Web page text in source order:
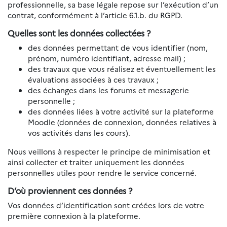
professionnelle, sa base légale repose sur l’exécution d’un
contrat, conformément à l’article 6.1.b. du RGPD.
Quelles sont les données collectées ?
des données permettant de vous identifier (nom,
prénom, numéro identifiant, adresse mail) ;
des travaux que vous réalisez et éventuellement les
évaluations associées à ces travaux ;
des échanges dans les forums et messagerie
personnelle ;
des données liées à votre activité sur la plateforme
Moodle (données de connexion, données relatives à
vos activités dans les cours).
Nous veillons à respecter le principe de minimisation et
ainsi collecter et traiter uniquement les données
personnelles utiles pour rendre le service concerné.
D’où proviennent ces données ?
Vos données d’identification sont créées lors de votre
première connexion à la plateforme.